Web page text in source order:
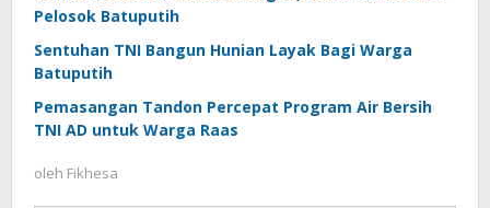
Pelosok Batuputih
Sentuhan TNI Bangun Hunian Layak Bagi Warga
Batuputih
Pemasangan Tandon Percepat Program Air Bersih
TNI AD untuk Warga Raas
oleh Fikhesa